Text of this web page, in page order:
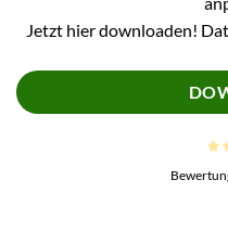
Jetzt hier downloaden!